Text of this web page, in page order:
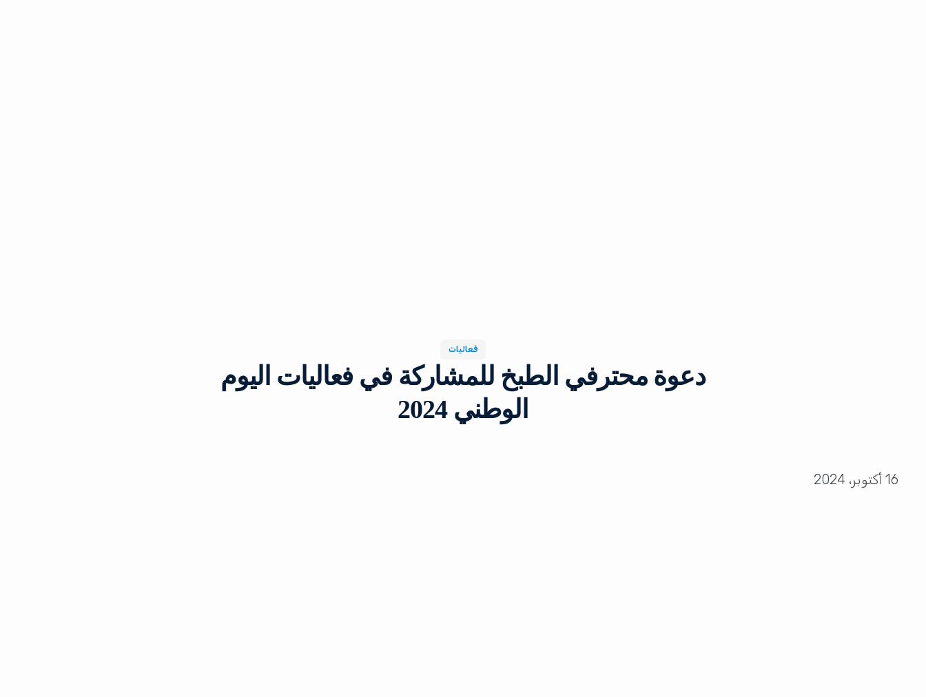
فعاليات
دعوة محترفي الطبخ للمشاركة في فعاليات اليوم
الوطني 2024
16 أكتوبر، 2024